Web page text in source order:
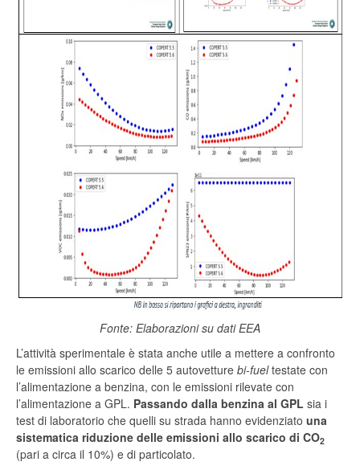
Fonte: Elaborazioni su dati EEA
L’attività sperimentale è stata anche utile a mettere a confronto
le emissioni allo scarico delle 5 autovetture bi-fueltestate con
l’alimentazione a benzina, con le emissioni rilevate con
l’alimentazione a GPL. Passando dalla benzina al GPL sia i
test di laboratorio che quelli su strada hanno evidenziato una
sistematica riduzione delle emissioni allo scarico di CO2
(pari a circa il 10%) e di particolato.